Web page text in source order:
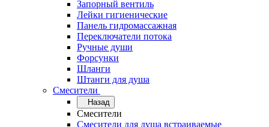
Запорный вентиль
Лейки гигиенические
Панель гидромассажная
Переключатели потока
Ручные души
Форсунки
Шланги
Штанги для душа
Смесители
Назад
Смесители
Смесители для душа встраиваемые